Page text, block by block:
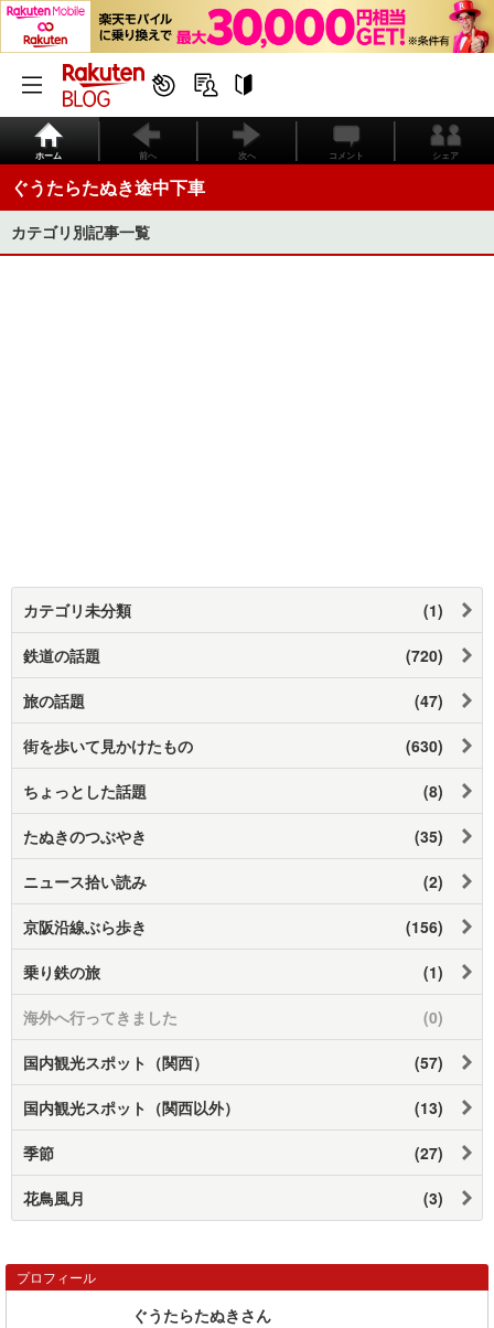
ホーム 前へ 次へ コメント シェア
ぐうたらたぬき途中下車
カテゴリ別記事一覧
カテゴリ未分類 (1)
鉄道の話題 (720)
旅の話題 (47)
街を歩いて見かけたもの (630)
ちょっとした話題 (8)
たぬきのつぶやき (35)
ニュース拾い読み (2)
京阪沿線ぶら歩き (156)
乗り鉄の旅 (1)
海外へ行ってきました (0)
国内観光スポット（関西） (57)
国内観光スポット（関西以外） (13)
季節 (27)
花鳥風月 (3)
プロフィール
ぐうたらたぬきさん